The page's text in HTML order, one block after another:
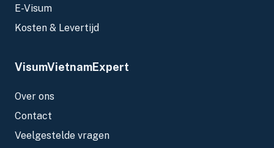
E-Visum
Kosten & Levertijd
VisumVietnamExpert
Over ons
Contact
Veelgestelde vragen